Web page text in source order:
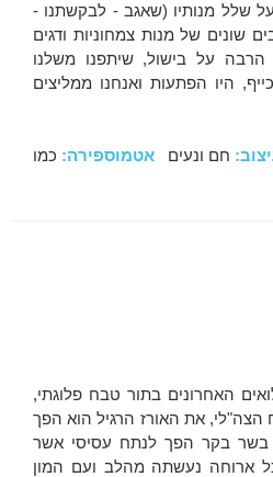
שלל מנותיו (שאגב - לבקשתנו -
שונים של מנות צמחוניות ודגים
הרבה על בישול, שיתפנו משלנו
היו הפתעות ואנחנו ממליצים
חם ונעים אטמוספירה: כמו
האחרונים בתור טבח פלוגתי,
את האורז הרגיל הוא הפך
בשר בקר הפך לנתח עסיסי אשר
ארוחה נעשתה מהלב ועם המון